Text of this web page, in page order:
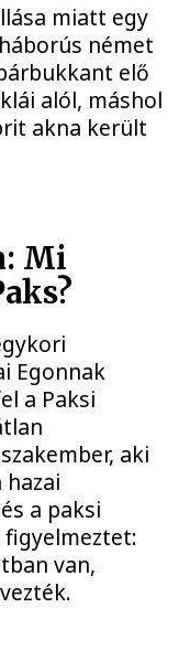
miatt egy
német
elő
alól, máshol
akna került
Mi
Egonnak
a Paksi
aki
a paksi
van,